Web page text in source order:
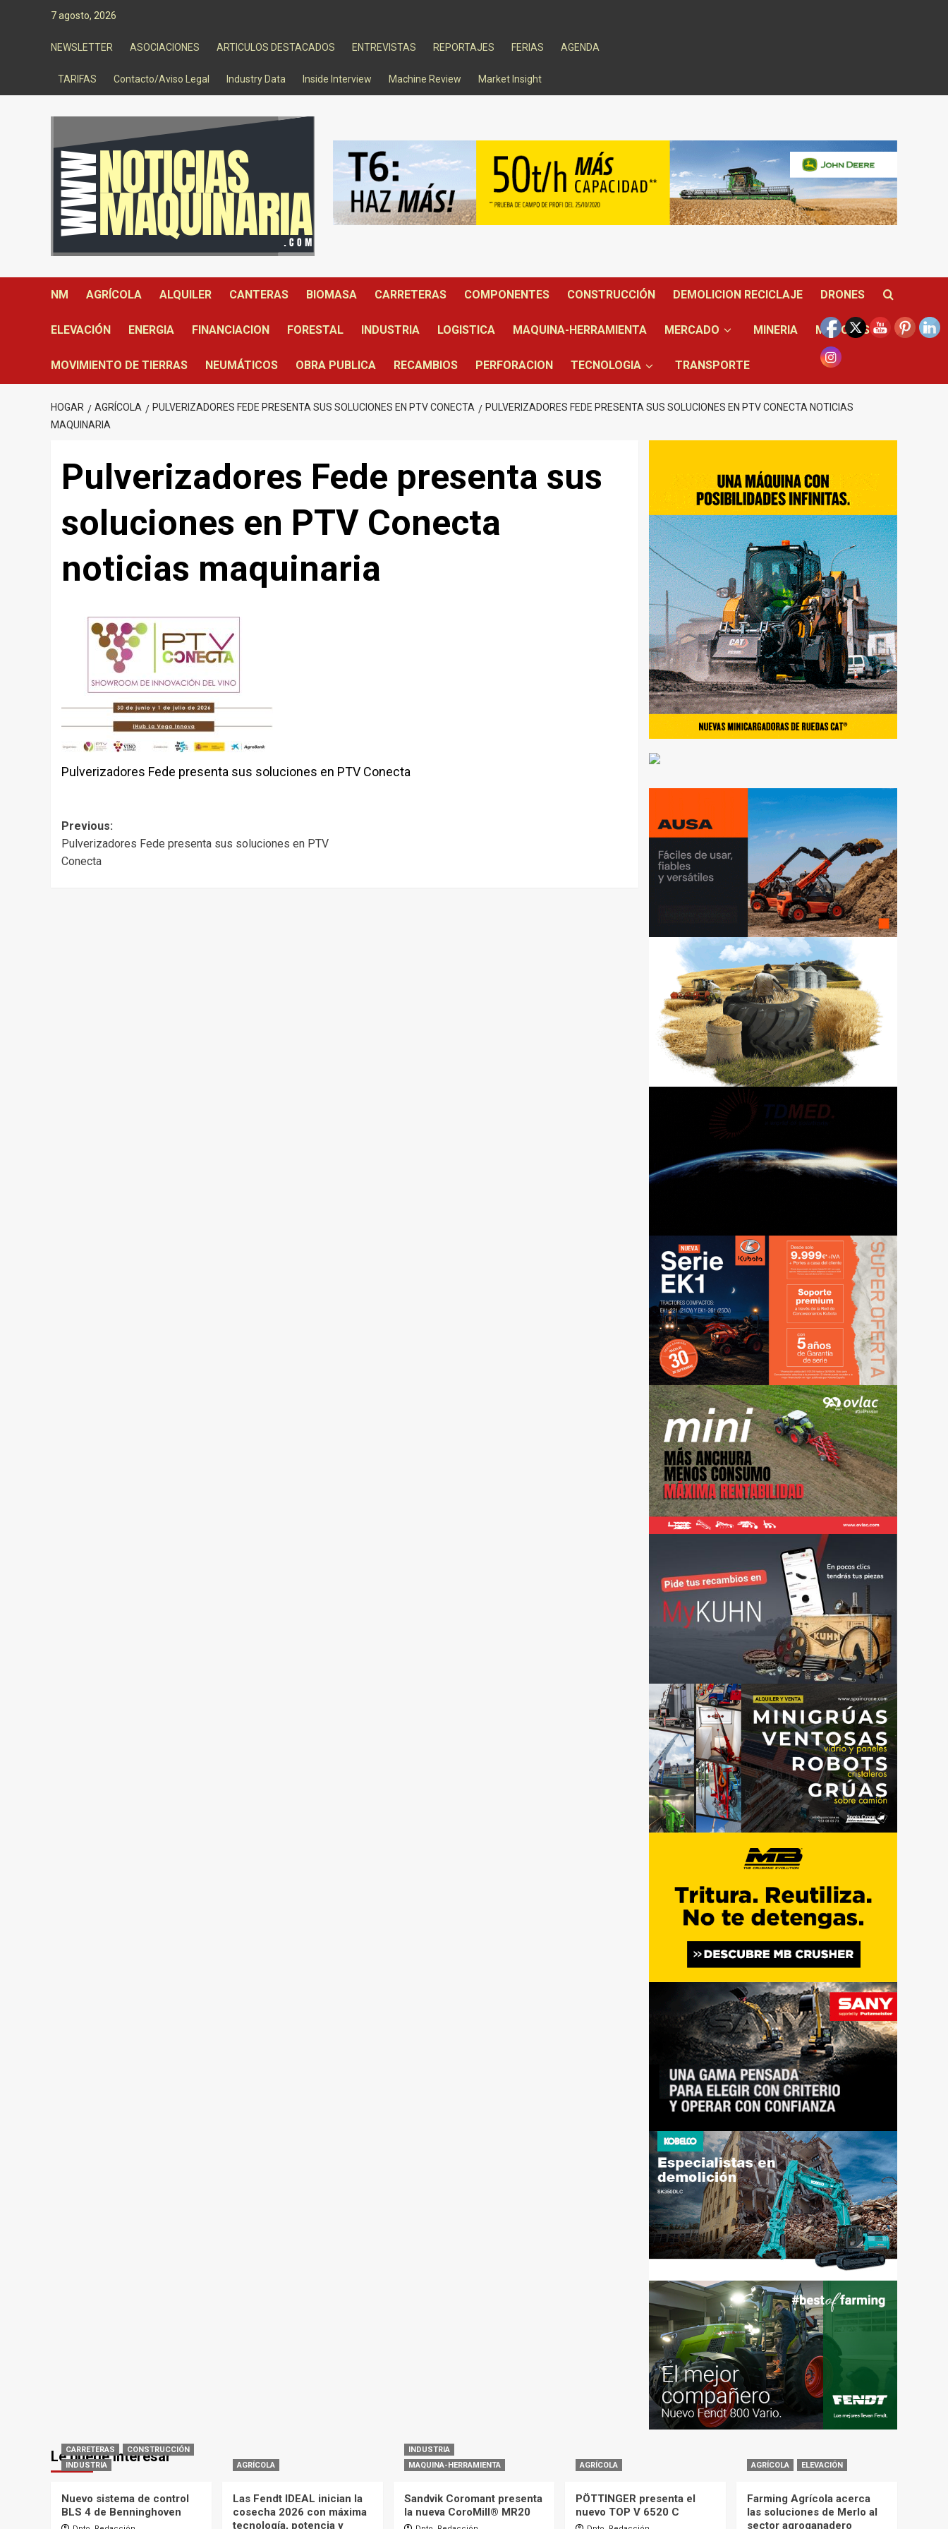
7 agosto, 2026
NEWSLETTER ASOCIACIONES ARTICULOS DESTACADOS ENTREVISTAS REPORTAJES FERIAS AGENDA
TARIFAS Contacto/Aviso Legal Industry Data Inside Interview Machine Review Market Insight
NM AGRÍCOLA ALQUILER CANTERAS BIOMASA CARRETERAS COMPONENTES CONSTRUCCIÓN DEMOLICION RECICLAJE DRONES
ELEVACIÓN ENERGIA FINANCIACION FORESTAL INDUSTRIA LOGISTICA MAQUINA-HERRAMIENTA MERCADO MINERIA MOTORES
MOVIMIENTO DE TIERRAS NEUMÁTICOS OBRA PUBLICA RECAMBIOS PERFORACION TECNOLOGIA TRANSPORTE
HOGAR AGRÍCOLA PULVERIZADORES FEDE PRESENTA SUS SOLUCIONES EN PTV CONECTA
PULVERIZADORES FEDE PRESENTA SUS SOLUCIONES EN PTV CONECTA NOTICIAS
MAQUINARIA
Pulverizadores Fede presenta sus
soluciones en PTV Conecta
noticias maquinaria
Pulverizadores Fede presenta sus soluciones en PTV Conecta
Post
navigation
Previous:
Pulverizadores Fede presenta sus soluciones en PTV
Conecta
Le puede interesar
CARRETERAS
CONSTRUCCIÓN
INDUSTRIA
Nuevo sistema de control
BLS 4 de Benninghoven
AGRÍCOLA
Las Fendt IDEAL inician la
cosecha 2026 con máxima
tecnología, potencia y
INDUSTRIA
MAQUINA-HERRAMIENTA
Sandvik Coromant presenta
la nueva CoroMill® MR20
AGRÍCOLA
PÖTTINGER presenta el
nuevo TOP V 6520 C
AGRÍCOLA ELEVACIÓN
Farming Agrícola acerca
las soluciones de Merlo al
sector agroganadero